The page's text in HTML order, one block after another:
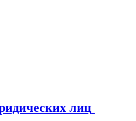
лиц